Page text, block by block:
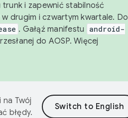
i zapewnić stabilność
drugim i czwartym kwartale. Do
. Gałąź manifestu
android-
do AOSP. Więcej
Twój
błędy.